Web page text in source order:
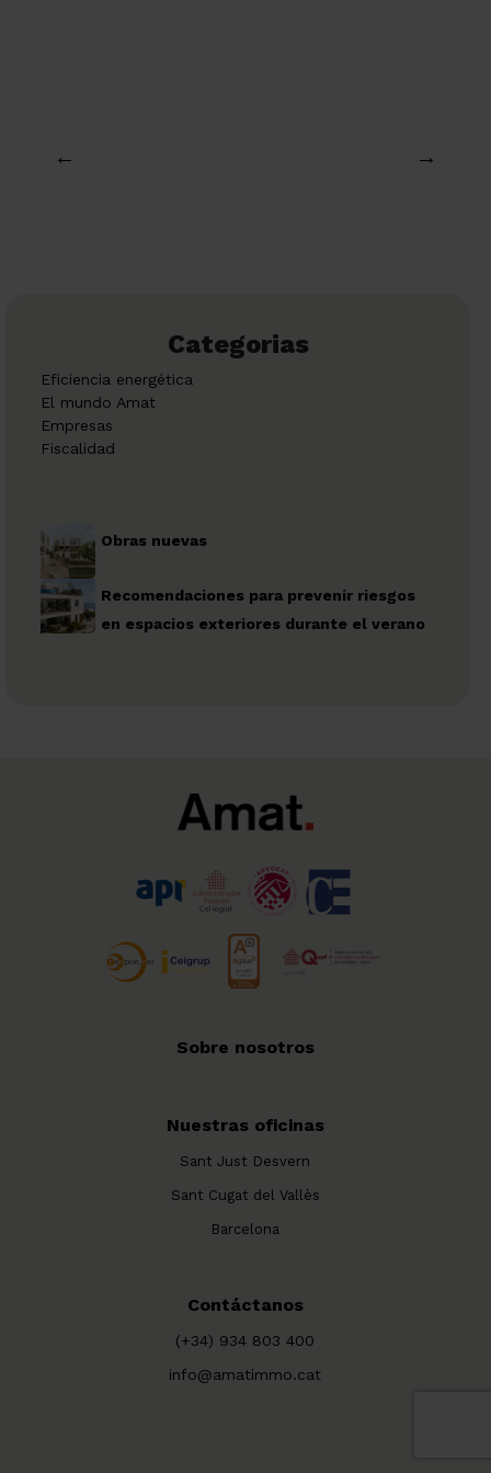
← →
Categorias
Eficiencia energética
El mundo Amat
Empresas
Fiscalidad
Obras nuevas
Recomendaciones para prevenir riesgos
en espacios exteriores durante el verano
Sobre nosotros
Nuestras oficinas
Sant Just Desvern
Sant Cugat del Vallès
Barcelona
Contáctanos
(+34) 934 803 400
info@amatimmo.cat